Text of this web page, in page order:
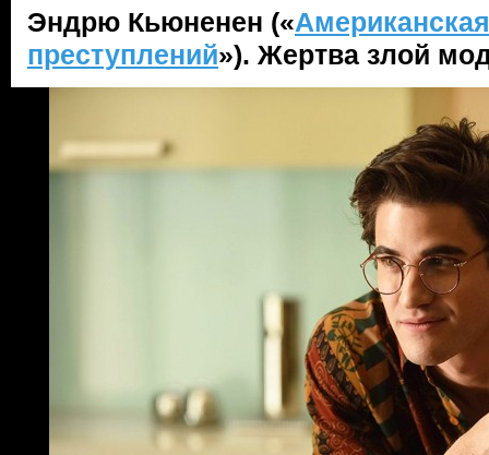
Эндрю Кьюненен («
преступлений»). Жертва злой